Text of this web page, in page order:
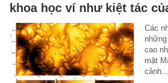
khoa học ví như kiệt tác
Các
cao
mặt
cảnh…